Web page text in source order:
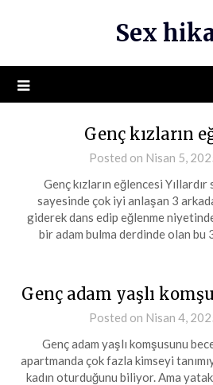
Sex
Genç kızların
Posted on Nisan 5,
Genç kızların eğlencesi
sayesinde çok iyi anlaşan 3
giderek dans edip eğlenme
bir adam bulma derdinde olan bu
Genç adam yaşlı
Posted on Nisan 4,
Genç adam yaşlı komşusunu
apartmanda çok fazla kimseyi
kadın oturduğunu biliyor. Ama